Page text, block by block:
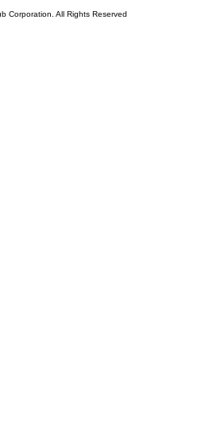
Corporation. All Rights Reserved